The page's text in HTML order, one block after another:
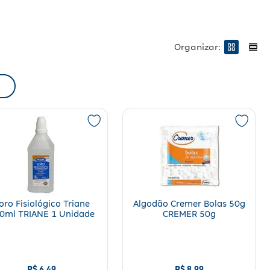
condição é importante que o bem-estar e harmonia sejam garantidos.
– aintegridade física do colaborador
Organizar:
Fisiológico Triane
TRIANE 1 Unidade
Algodão Cremer Bolas 50g
CREMER 50g